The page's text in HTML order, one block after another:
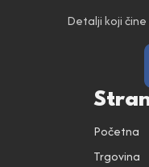
Detalji koji čine
Početna
Trgovina